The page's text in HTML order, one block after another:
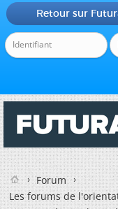
Retour sur
Forum
Les forums de